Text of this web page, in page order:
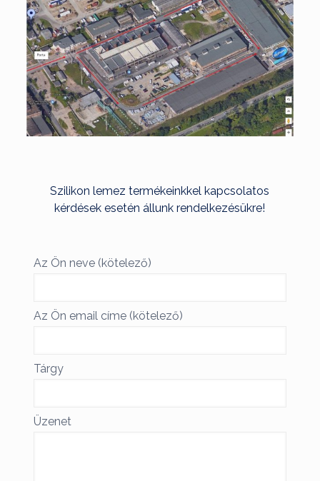
Szilikon lemez termékeinkkel kapcsolatos
kérdések esetén állunk rendelkezésükre!
Az Ön neve (kötelező)
Az Ön email címe (kötelező)
Tárgy
Üzenet